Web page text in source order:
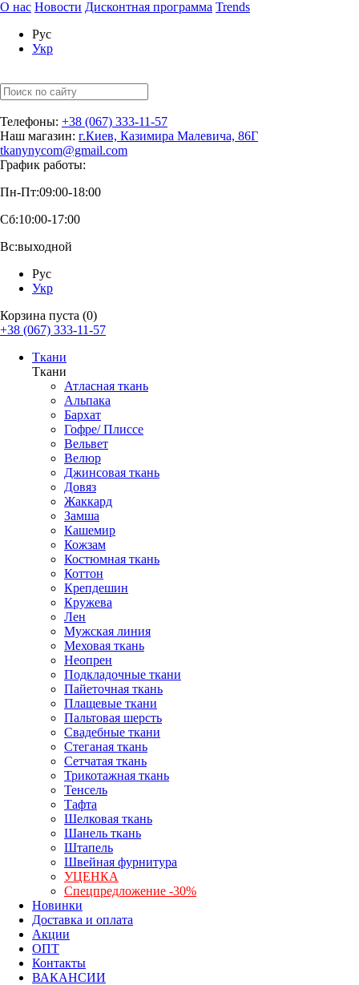
О нас Новости Дисконтная программа Trends
Рус
Укр
Телефоны: +38 (067) 333-11-57
Наш магазин: г.Киев, Казимира Малевича, 86Г
tkanynycom@gmail.com
График работы:
Пн-Пт:09:00-18:00
Сб:10:00-17:00
Вс:выходной
Рус
Укр
Корзина пуста (0)
+38 (067) 333-11-57
Ткани
Ткани
Атласная ткань
Альпака
Бархат
Гофре/ Плиссе
Вельвет
Велюр
Джинсовая ткань
Довяз
Жаккард
Замша
Кашемир
Кожзам
Костюмная ткань
Коттон
Крепдешин
Кружева
Лен
Мужская линия
Меховая ткань
Неопрен
Подкладочные ткани
Пайеточная ткань
Плащевые ткани
Пальтовая шерсть
Свадебные ткани
Стеганая ткань
Сетчатая ткань
Трикотажная ткань
Тенсель
Тафта
Шелковая ткань
Шанель ткань
Штапель
Швейная фурнитура
УЦЕНКА
Спецпредложение -30%
Новинки
Доставка и оплата
Акции
ОПТ
Контакты
ВАКАНСИИ